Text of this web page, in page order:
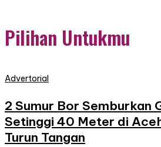
Pilihan Untukmu
Advertorial
2 Sumur Bor Semburkan
Setinggi 40 Meter di
Turun Tangan